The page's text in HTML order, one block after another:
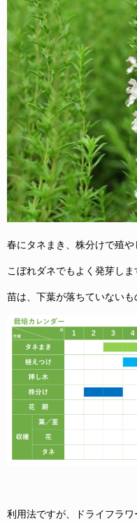
春にタネまき、株分けで殖や
こぼれダネでもよく発芽しま
苗は、下葉が落ちていないも
利用法ですが、ドライフラ